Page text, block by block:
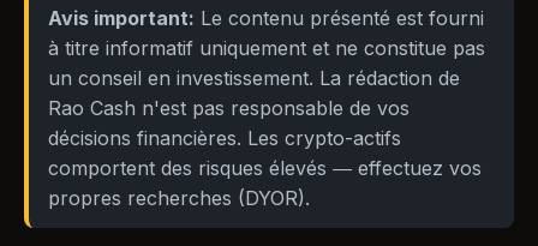
Avis important: Le contenu présenté est fourni
à titre informatif uniquement et ne constitue pas
un conseil en investissement. La rédaction de
Rao Cash n'est pas responsable de vos
décisions financières. Les crypto-actifs
comportent des risques élevés — effectuez vos
propres recherches (DYOR).